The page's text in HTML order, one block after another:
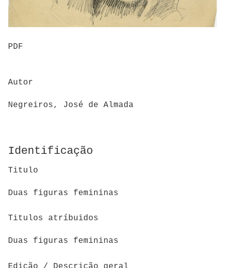
PDF
Autor
Negreiros, José de Almada
Identificação
Titulo
Duas figuras femininas
Titulos atríbuidos
Duas figuras femininas